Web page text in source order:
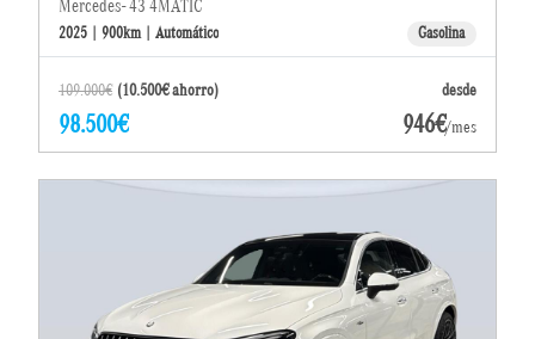
Mercedes- 43 4MATIC
2025 | 900km | Automático Gasolina
109.000€ (10.500€ ahorro) desde
98.500€ 946€/mes